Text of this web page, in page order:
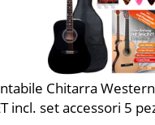
Chitarra
incl. set accessori 5